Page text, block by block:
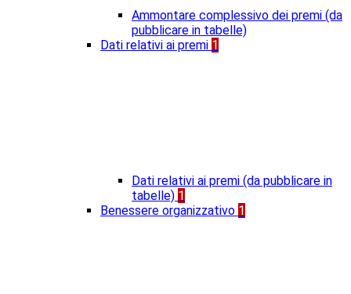
Ammontare complessivo dei premi (da
pubblicare in tabelle)
Dati relativi ai premi 1
Dati relativi ai premi (da pubblicare in
tabelle) 1
Benessere organizzativo 1